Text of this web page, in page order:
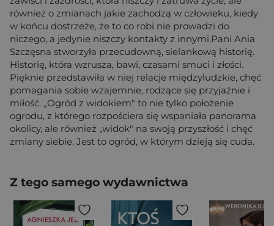
również o zmianach jakie zachodzą w człowieku, kiedy
w końcu dostrzeże, że to co robi nie prowadzi do
niczego, a jedynie niszczy kontakty z innymi.Pani Ania
Szczęsna stworzyła przecudowną, sielankową historię.
Historię, która wzrusza, bawi, czasami smuci i złości.
Pięknie przedstawiła w niej relacje międzyludzkie, chęć
pomagania sobie wzajemnie, rodzące się przyjaźnie i
miłość. „Ogród z widokiem" to nie tylko położenie
ogrodu, z którego rozpościera się wspaniała panorama
okolicy, ale również „widok" na swoją przyszłość i chęć
zmiany siebie. Jest to ogród, w którym dzieją się cuda.
Z tego samego wydawnictwa